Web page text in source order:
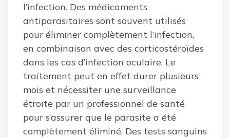
l’infection. Des médicaments
antiparasitaires sont souvent utilisés
pour éliminer complètement l’infection,
en combinaison avec des corticostéroïdes
dans les cas d’infection oculaire. Le
traitement peut en effet durer plusieurs
mois et nécessiter une surveillance
étroite par un professionnel de santé
pour s’assurer que le parasite a été
complètement éliminé. Des tests sanguins